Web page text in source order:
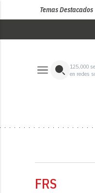
Temas Destacados
125,000
en redes
FRS